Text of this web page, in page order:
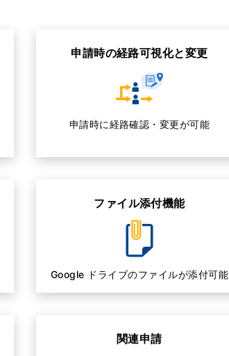
申請時の経路可視化と変更
申請時に経路確認・変更が可能
ファイル添付機能
Google ドライブのファイルが添付可能
関連申請